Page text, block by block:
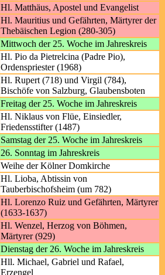
Hl. Matthäus, Apostel und Evangelist
Hl. Mauritius und Gefährten, Märtyrer der
Thebäischen Legion (280-305)
Mittwoch der 25. Woche im Jahreskreis
Hl. Pio da Pietrelcina (Padre Pio),
Ordenspriester (1968)
Hl. Rupert (718) und Virgil (784),
Bischöfe von Salzburg, Glaubensboten
Freitag der 25. Woche im Jahreskreis
Hl. Niklaus von Flüe, Einsiedler,
Friedensstifter (1487)
Samstag der 25. Woche im Jahreskreis
26. Sonntag im Jahreskreis
Weihe der Kölner Domkirche
Hl. Lioba, Abtissin von
Tauberbischofsheim (um 782)
Hl. Lorenzo Ruiz und Gefährten, Märtyrer
(1633-1637)
Hl. Wenzel, Herzog von Böhmen,
Märtyrer (929)
Dienstag der 26. Woche im Jahreskreis
Hll. Michael, Gabriel und Rafael,
Erzengel